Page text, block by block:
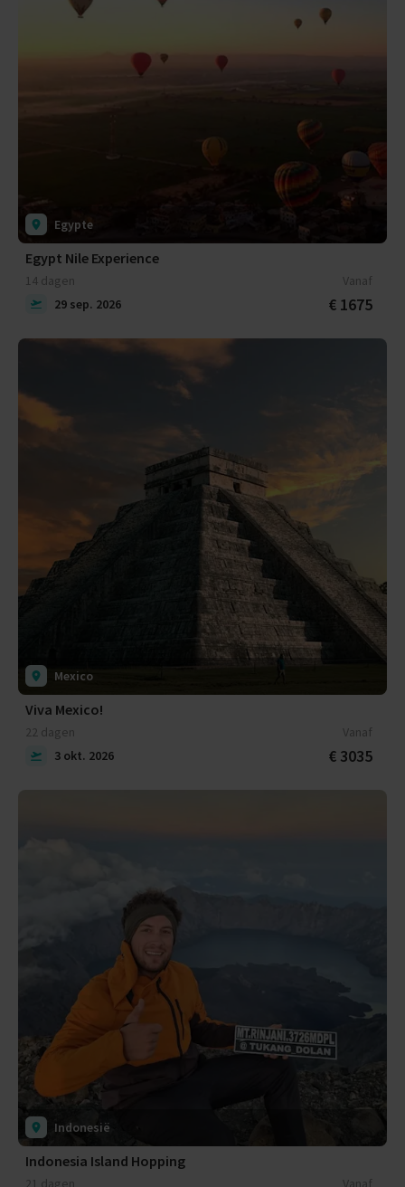
Egypte
Egypt Nile Experience
14 dagen
Vanaf
29 sep. 2026
€ 1675
Mexico
Viva Mexico!
22 dagen
Vanaf
3 okt. 2026
€ 3035
Indonesië
Indonesia Island Hopping
21 dagen Vanaf